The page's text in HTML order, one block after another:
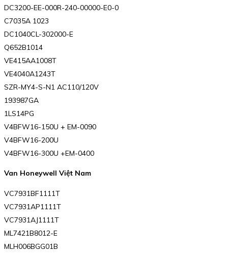
DC3200-EE-000R-240-00000-E0-0
C7035A 1023
DC1040CL-302000-E
Q652B1014
VE415AA1008T
VE4040A1243T
SZR-MY4-S-N1 AC110/120V
193987GA
1LS14PG
V4BFW16-150U + EM-0090
V4BFW16-200U
V4BFW16-300U +EM-0400
Van Honeywell Việt Nam
VC7931BF1111T
VC7931AP1111T
VC7931AJ1111T
ML7421B8012-E
MLH006BGG01B